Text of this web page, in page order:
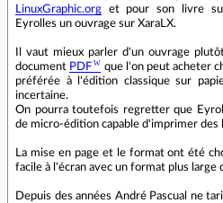
LinuxGraphic.org et pour son livre
Eyrolles un ouvrage sur XaraLX.
Il vaut mieux parler d'un ouvrage
document PDF
que l'on peut acheter
préférée à l'édition classique sur
incertaine.
On pourra toutefois regretter que
de micro-édition capable d'imprimer des
La mise en page et le format ont été
facile à l'écran avec un format plus large
Depuis des années André Pascual ne